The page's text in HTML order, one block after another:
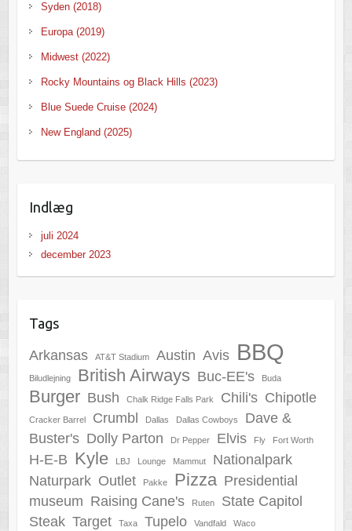
Syden (2018)
Europa (2019)
Midwest (2022)
Rocky Mountains og Black Hills (2023)
Blue Suede Cruise (2024)
New England (2025)
Indlæg
juli 2024
december 2023
Tags
Arkansas AT&T Stadium Austin Avis BBQ
Biludlejning British Airways Buc-EE's Buda
Burger Bush Chalk Ridge Falls Park Chili's Chipotle
Cracker Barrel Crumbl Dallas Dallas Cowboys
Dave &
Buster's Dolly Parton Dr Pepper Elvis Fly Fort Worth
H-E-B Kyle LBJ Lounge Mammut
Nationalpark
Naturpark Outlet Pakke Pizza Presidential
museum Raising Cane's Ruten
State Capitol
Steak Target Taxa Tupelo Vandfald Waco